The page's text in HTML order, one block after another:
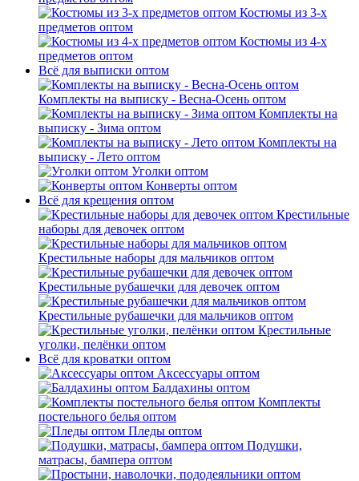
Костюмы из 3-х
предметов оптом
Костюмы из 4-х
предметов оптом
Всё для выписки оптом
Комплекты на выписку - Весна-Осень оптом
Комплекты на
выписку - Зима оптом
Комплекты на
выписку - Лето оптом
Уголки оптом
Конверты оптом
Всё для крещения оптом
Крестильные
наборы для девочек оптом
Крестильные наборы для мальчиков оптом
Крестильные рубашечки для девочек оптом
Крестильные рубашечки для мальчиков оптом
Крестильные
уголки, пелёнки оптом
Всё для кроватки оптом
Аксессуары оптом
Балдахины оптом
Комплекты
постельного белья оптом
Пледы оптом
Подушки,
матрасы, бампера оптом